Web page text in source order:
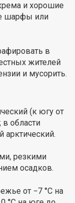
и хорошие
шарфы или
в
жителей
и мусорить.
(к югу от
области
арктический.
резкими
осадков.
от −7 °C на